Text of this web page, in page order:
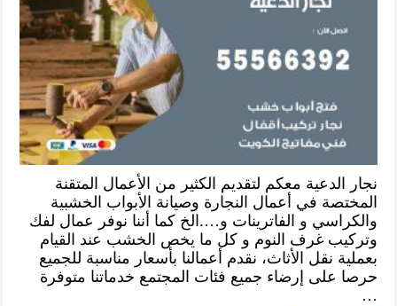
نجار الدعية معكم لتقديم الكثير من الأعمال المتقنة
المختصة في أعمال النجارة وصيانة الأبواب الخشبية
والكراسي و الفاترينات و….الخ كما أننا نوفر عمال لفك
وتركيب غرف النوم و كل ما يخص الخشب عند القيام
بعملية نقل الأثاث، نقدم أعمالنا بأسعار مناسبة للجميع
حرصا على إرضاء جميع فئات المجتمع خدماتنا متوفرة
…